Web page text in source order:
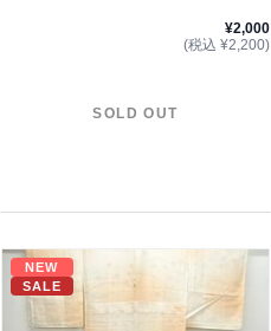
¥2,000
(税込 ¥2,200)
SOLD OUT
NEW
SALE